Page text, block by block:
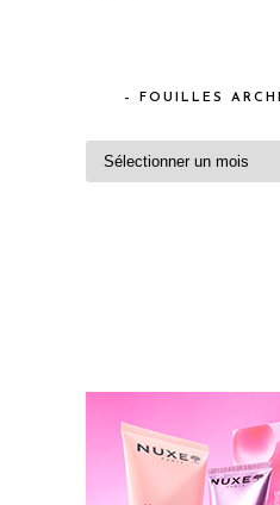
– FOUILLES